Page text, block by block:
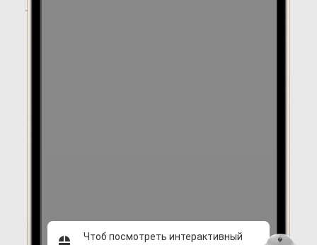
Чтоб посмотреть интерактивный